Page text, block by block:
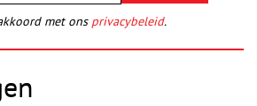
met ons privacybeleid.